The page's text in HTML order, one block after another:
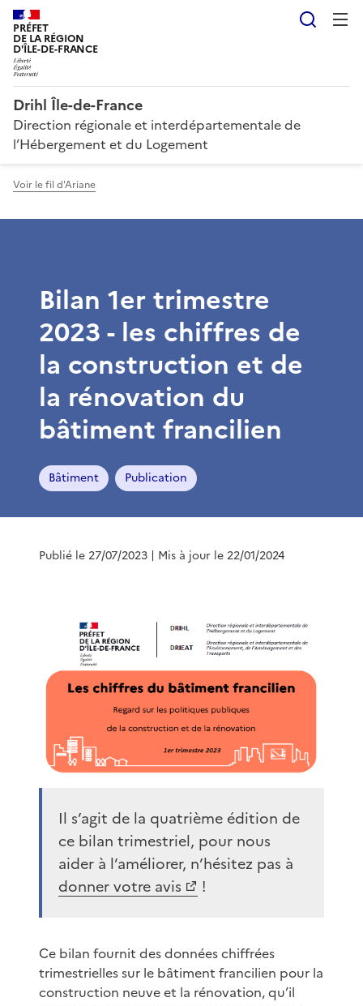
PRÉFET
DE LA RÉGION
D'ÎLE-DE-FRANCE
Drihl Île-de-France
Direction régionale et interdépartementale de
l’Hébergement et du Logement
Voir le fil d'Ariane
Bilan 1er trimestre
2023 - les chiffres de
la construction et de
la rénovation du
bâtiment francilien
Bâtiment Publication
Publié le 27/07/2023 | Mis à jour le 22/01/2024
Il s’agit de la quatrième édition de
ce bilan trimestriel, pour nous
aider à l’améliorer, n’hésitez pas à
donner votre avis
!
Ce bilan fournit des données chiffrées
trimestrielles sur le bâtiment francilien pour la
construction neuve et la rénovation, qu’il